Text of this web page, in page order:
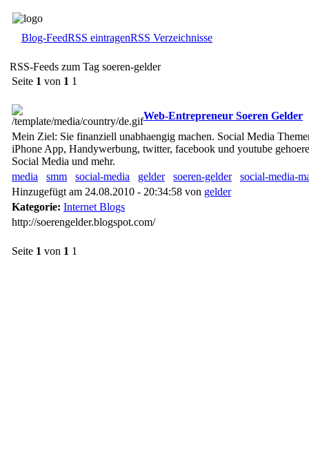
Blog-FeedRSS eintragenRSS Verzeichnisse
RSS-Feeds zum Tag soeren-gelder
Seite 1 von 1 1
Web-Entrepreneur Soeren Gelder
Mein Ziel: Sie finanziell unabhaengig machen. Social Media
iPhone App, Handywerbung, twitter, facebook und youtube
Social Media und mehr.
media
smm social-media gelder soeren-gelder
social-media-
Hinzugefügt am 24.08.2010 - 20:34:58 von gelder
Kategorie: Internet Blogs
http://soerengelder.blogspot.com/
Seite 1 von 1 1